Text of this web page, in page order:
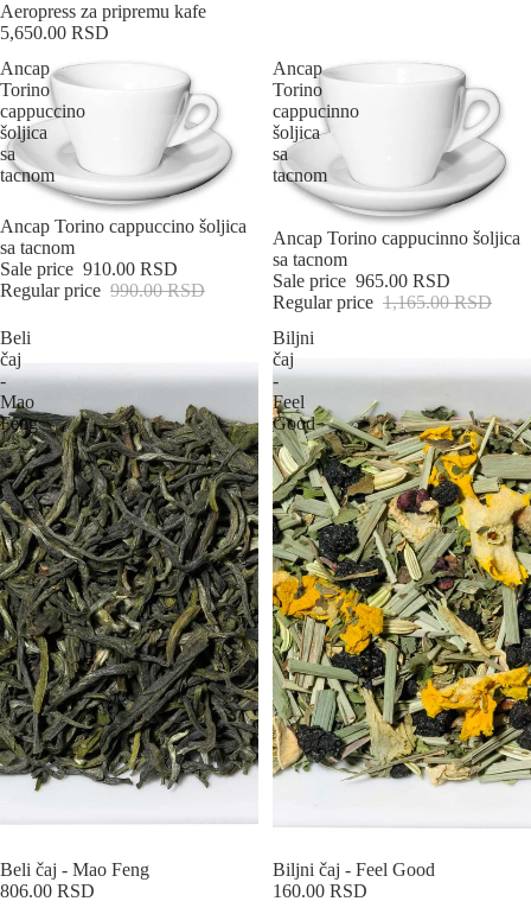
Sold out
Aeropress za pripremu kafe
5,650.00 RSD
Ancap
Torino
cappuccino
šoljica
sa
tacnom
Sale
Ancap Torino cappuccino šoljica
sa tacnom
Sale price 910.00 RSD
Regular price 990.00 RSD
Ancap
Torino
cappucinno
šoljica
sa
tacnom
Sale
Ancap Torino cappucinno šoljica
sa tacnom
Sale price 965.00 RSD
Regular price 1,165.00 RSD
Beli
čaj
-
Mao
Feng
Beli čaj - Mao Feng
806.00 RSD
Biljni
čaj
-
Feel
Good
Biljni čaj - Feel Good
160.00 RSD